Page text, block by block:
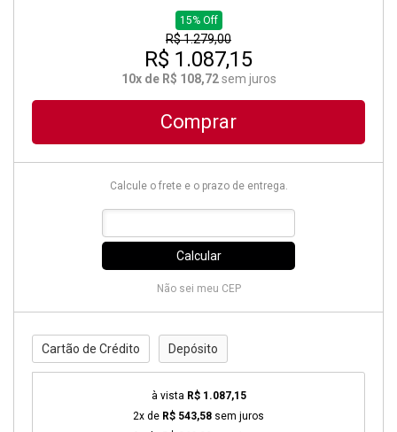
15% Off
R$ 1.279,00
R$ 1.087,15
10x de R$ 108,72 sem juros
Comprar
Calcule o frete e o prazo de entrega.
Calcular
Não sei meu CEP
Cartão de Crédito Depósito
à vista R$ 1.087,15
2x de R$ 543,58 sem juros